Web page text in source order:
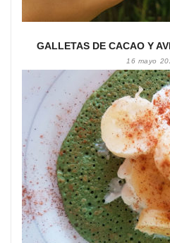
GALLETAS DE CACAO Y
16 mayo